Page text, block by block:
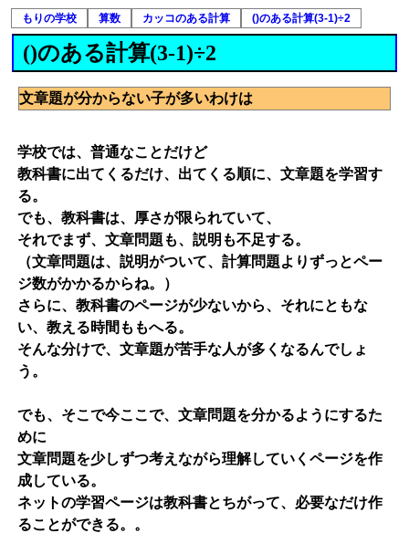
もりの学校 算数 カッコのある計算 ()のある計算(3-1)÷2
()のある計算(3-1)÷2
文章題が分からない子が多いわけは
学校では、普通なことだけど
教科書に出てくるだけ、出てくる順に、文章題を学習す
る。
でも、教科書は、厚さが限られていて、
それでまず、文章問題も、説明も不足する。
（文章問題は、説明がついて、計算問題よりずっとペー
ジ数がかかるからね。）
さらに、教科書のページが少ないから、それにともな
い、教える時間ももへる。
そんな分けで、文章題が苦手な人が多くなるんでしょ
う。
でも、そこで今ここで、文章問題を分かるようにするた
めに
文章問題を少しずつ考えながら理解していくページを作
成している。
ネットの学習ページは教科書とちがって、必要なだけ作
ることができる。。